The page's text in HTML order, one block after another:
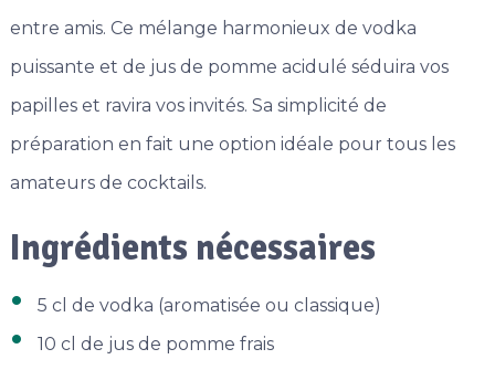
entre amis. Ce mélange harmonieux de vodka
puissante et de jus de pomme acidulé séduira vos
papilles et ravira vos invités. Sa simplicité de
préparation en fait une option idéale pour tous les
amateurs de cocktails.
Ingrédients nécessaires
5 cl de vodka (aromatisée ou classique)
10 cl de jus de pomme frais